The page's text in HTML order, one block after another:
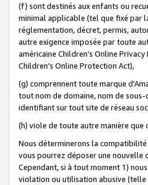
(f) sont destinés aux enfants ou
minimal applicable (tel que fixé par
réglementation, décret, permis,
autre exigence imposée par toute
américaine Children’s Online
Children’s Online Protection Act),
(g) comprennent toute marque
tout nom de domaine, nom de
identifiant sur tout site de réseau
(h) viole de toute autre manière
Nous déterminerons la
vous pourrez déposer une nouvelle
Cependant, si à tout moment 1)
violation ou utilisation abusive (telle